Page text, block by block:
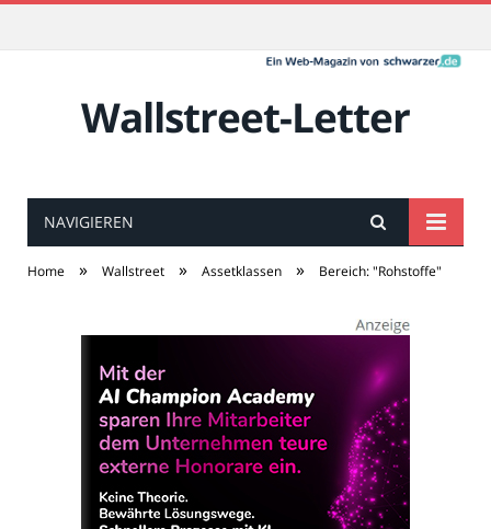
Wallstreet-Letter
NAVIGIEREN
Home » Wallstreet » Assetklassen » Bereich: "Rohstoffe"